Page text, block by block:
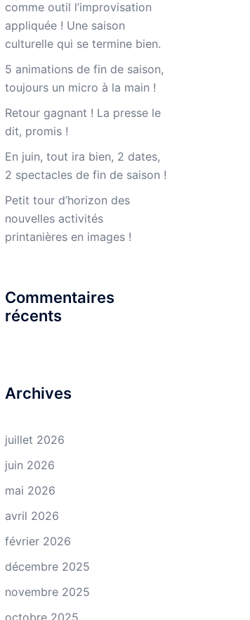
comme outil l’improvisation
appliquée ! Une saison
culturelle qui se termine bien.
5 animations de fin de saison,
toujours un micro à la main !
Retour gagnant ! La presse le
dit, promis !
En juin, tout ira bien, 2 dates,
2 spectacles de fin de saison !
Petit tour d’horizon des
nouvelles activités
printanières en images !
Commentaires
récents
Archives
juillet 2026
juin 2026
mai 2026
avril 2026
février 2026
décembre 2025
novembre 2025
octobre 2025